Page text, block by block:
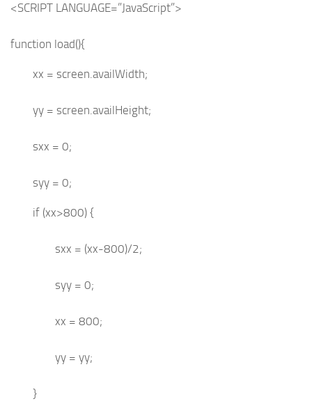
<SCRIPT LANGUAGE=”JavaScript”>
function load(){
xx = screen.availWidth;
yy = screen.availHeight;
sxx = 0;
syy = 0;
if (xx>800) {
sxx = (xx-800)/2;
syy = 0;
xx = 800;
yy = yy;
}